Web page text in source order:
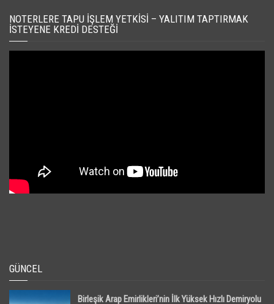
NOTERLERE TAPU İŞLEM YETKISI – YALITIM TAPTIRMAK
İSTEYENE KREDI DESTEĞI
GÜNCEL
Birleşik Arap Emirlikleri’nin İlk Yüksek Hızlı Demiryolu